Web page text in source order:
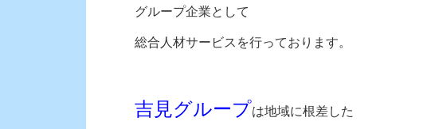
グループ企業として
総合人材サービスを行っております。
吉見グループは地域に根差した